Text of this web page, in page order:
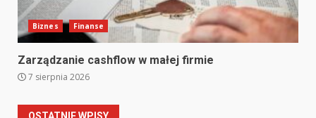
Biznes Finanse
Zarządzanie cashflow w małej firmie
7 sierpnia 2026
OSTATNIE WPISY